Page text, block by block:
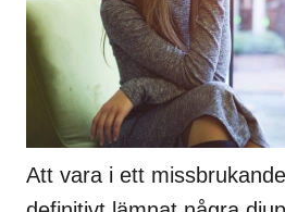
Att vara i ett